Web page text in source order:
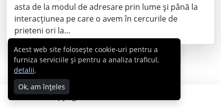
asta de la modul de adresare prin lume și până la
interacțiunea pe care o avem în cercurile de
prieteni ori la…
Copyright © 2007 - 2026 Cabral.ro
Acest web site folosește cookie-uri pentru a
furniza serviciile și pentru a analiza traficul,
detalii.
Ok, am înțeles